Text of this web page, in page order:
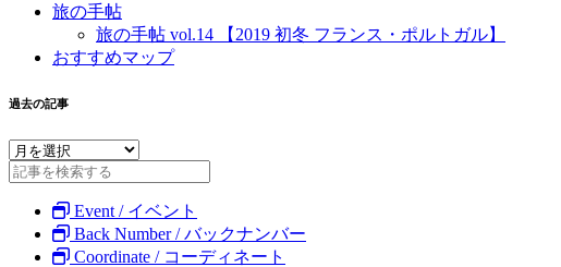
旅の手帖
旅の手帖 vol.14 【2019 初冬 フランス・ポルトガル】
おすすめマップ
過去の記事
Event / イベント
Back Number / バックナンバー
Coordinate / コーディネート